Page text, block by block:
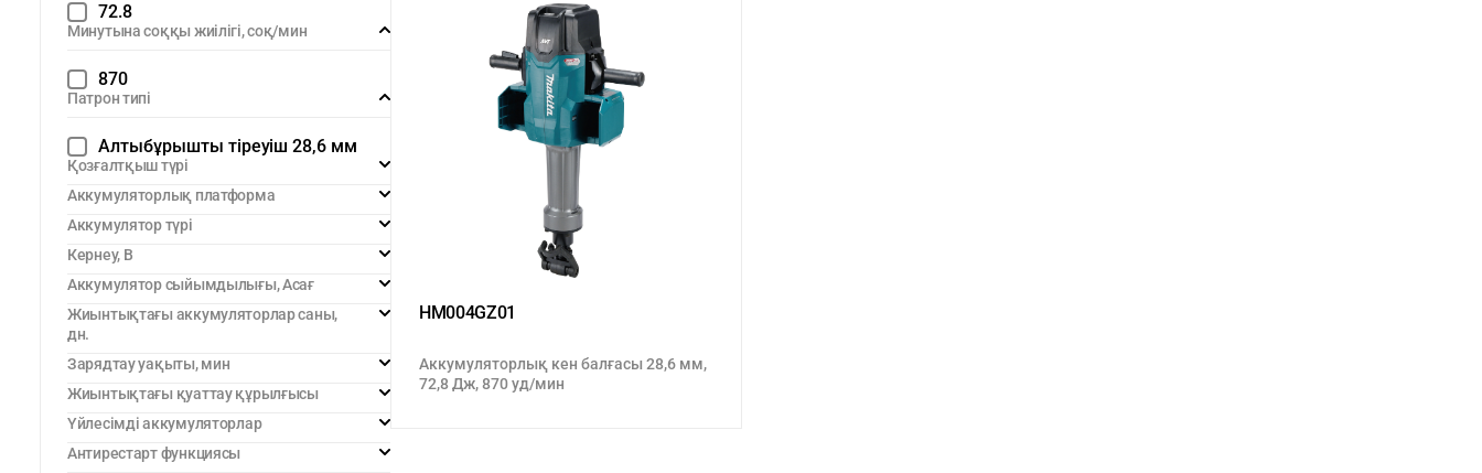
72.8
Минутына соққы жиілігі, соқ/мин
870
Патрон типі
Алтыбұрышты тіреуіш 28,6 мм
Қозғалтқыш түрі
Аккумуляторлық платформа
Аккумулятор түрі
Кернеу, В
Аккумулятор сыйымдылығы, Aсағ
Жиынтықтағы аккумуляторлар саны,
дн.
Зарядтау уақыты, мин
Жиынтықтағы қуаттау құрылғысы
Үйлесімді аккумуляторлар
Антирестарт функциясы
HM004GZ01
Аккумуляторлық кен балғасы 28,6 мм,
72,8 Дж, 870 уд/мин